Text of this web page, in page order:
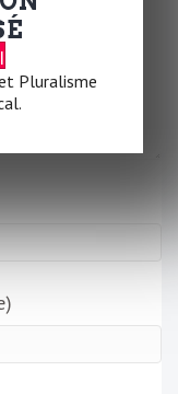
Pluralisme